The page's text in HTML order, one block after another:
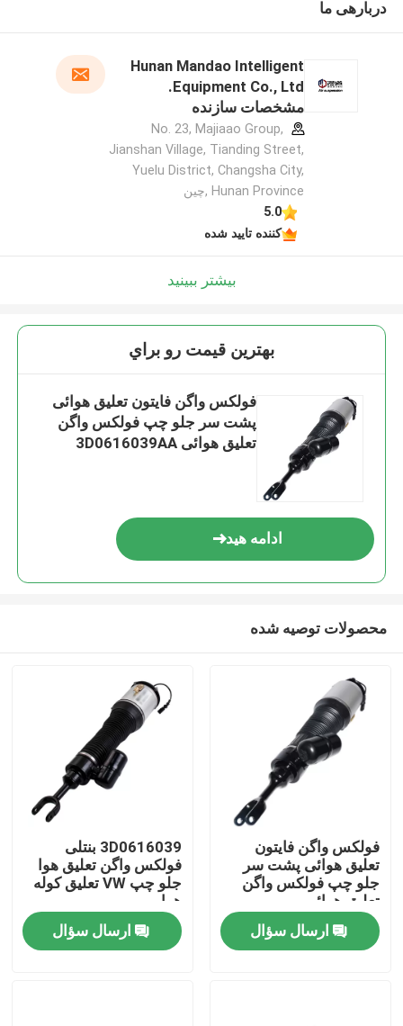
خونه
دربارهی ما
Hunan Mandao Intelligent
Equipment Co., Ltd.
مشخصات سازنده
No. 23, Majiaao Group,
Jianshan Village, Tianding Street,
Yuelu District, Changsha City,
Hunan Province ,چین
5.0
کننده تایید شده
بیشتر ببینید
بهترين قيمت رو براي
فولکس واگن فایتون تعلیق هوائی
پشت سر جلو چپ فولکس واگن
تعلیق هوائی 3D0616039AA
ادامه هید
محصولات توصیه شده
فولکس واگن فایتون
تعلیق هوائی پشت سر
جلو چپ فولکس واگن
تعلیق هوائی
3D0616039AA
ارسال سؤال
3D0616039 بنتلی
فولکس واگن تعلیق هوا
جلو چپ VW تعلیق کوله
هوا
ارسال سؤال